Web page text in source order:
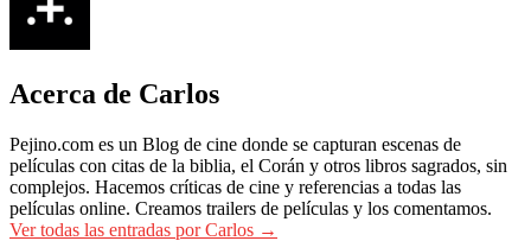
Acerca de Carlos
Pejino.com es un Blog de cine donde se capturan escenas de
películas con citas de la biblia, el Corán y otros libros sagrados, sin
complejos. Hacemos críticas de cine y referencias a todas las
películas online. Creamos trailers de películas y los comentamos.
Ver todas las entradas por Carlos →